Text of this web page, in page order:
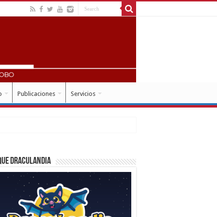
Publicaciones Servicios
Draculandia